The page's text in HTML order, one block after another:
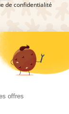
de confidentialité
?
légales